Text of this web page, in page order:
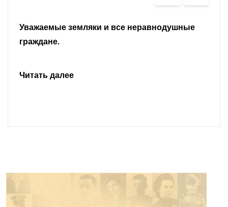
Уважаемые земляки и все неравнодушные
граждане.
Читать далее